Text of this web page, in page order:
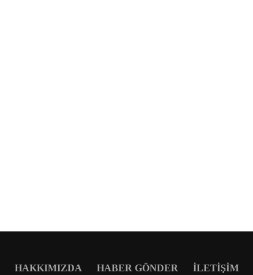
HAKKIMIZDA HABER GÖNDER İLETIŞIM